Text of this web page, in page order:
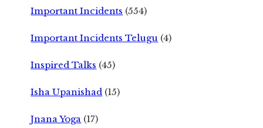
Important Incidents (554)
Important Incidents Telugu (4)
Inspired Talks (45)
Isha Upanishad (15)
Jnana Yoga (17)